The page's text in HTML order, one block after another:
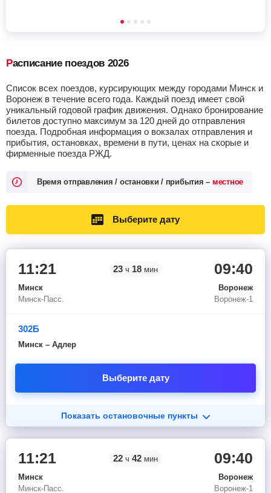
Расписание поездов 2026
Список всех поездов, курсирующих между городами Минск и
Воронеж в течение всего года. Каждый поезд имеет свой
уникальный годовой график движения. Однако бронирование
билетов доступно максимум за 120 дней до отправления
поезда. Подробная информация о вокзалах отправления и
прибытия, остановках, времени в пути, ценах на скорые и
фирменные поезда РЖД.
Время отправления / остановки / прибытия – местное
Выберите дату
11:21
Минск
Минск-Пасс.
23 ч 18 мин 09:40
Воронеж
Воронеж-1
302Б
Минск – Адлер
Выберите дату
Показать остановочные пункты
11:21
Минск
Минск-Пасс.
22 ч 42 мин 09:40
Воронеж
Воронеж-1